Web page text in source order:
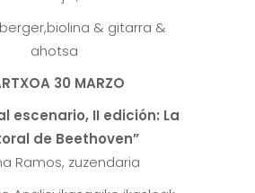
& gitarra &
ahotsa
30 MARZO
escenario, II edición: La
de Beethoven”
Ramos, zuzendaria